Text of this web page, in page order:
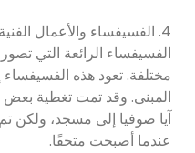
4. الفسيفساء والأعمال
الفسيفساء الرائعة التي
مختلفة. تعود هذه
المبنى. وقد تمت تغطية بعض
آيا صوفيا إلى مسجد، ولكن
عندما أصبحت متحفًا.